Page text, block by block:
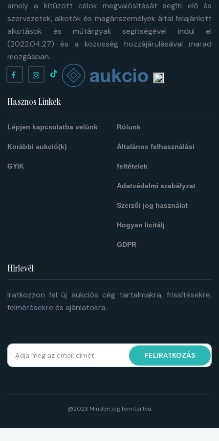
amely a kitűzött célok megvalósítását segíti elő és
szervezetek, alkotók és magánszemélyek által felajánlott
alkotások és műtárgyak segítségével indul el
(2022.04.27) és a közösség hozzájárulásával marad
mozgásban.
Hasznos Linkek
Lépjen kapcsolatba velünk
Korábbi aukció(k)
GYIK
Rólunk
Általános felhasználási
feltételek
Adatvédelmi szabályzat
Szerzői jog használat
Hogyan licitálj
GDPR
Hírlevél
Iratkozzon fel új aukciós cég tartalmakra, frissítésekre,
felmérésekre és ajánlatokra.
FELIRATKOZÁS
@2023 Minden jog fenntartva.